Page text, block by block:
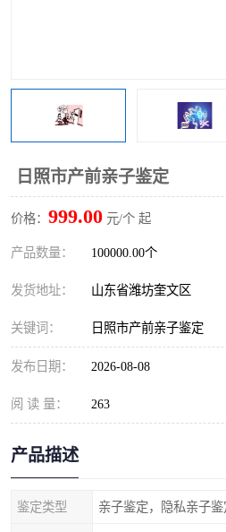
日照市产前亲子鉴定
价格： 999.00 元/个 起
产品数量： 100000.00个
发货地址： 山东省潍坊奎文区
关键词： 日照市产前亲子鉴定
发布日期： 2026-08-08
阅 读 量： 263
产品描述
鉴定类型